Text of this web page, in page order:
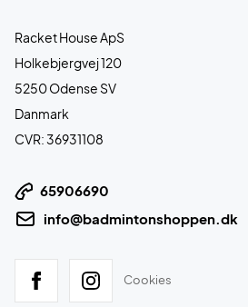
Racket House ApS
Holkebjergvej 120
5250 Odense SV
Danmark
CVR: 36931108
65906690
info@badmintonshoppen.dk
Cookies